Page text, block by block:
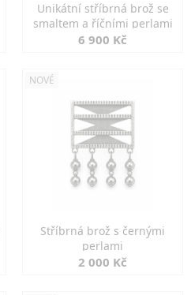
Unikátní stříbrná brož se
smaltem a říčními perlami
6 900 Kč
NOVÉ
Stříbrná brož s černými
perlami
2 000 Kč